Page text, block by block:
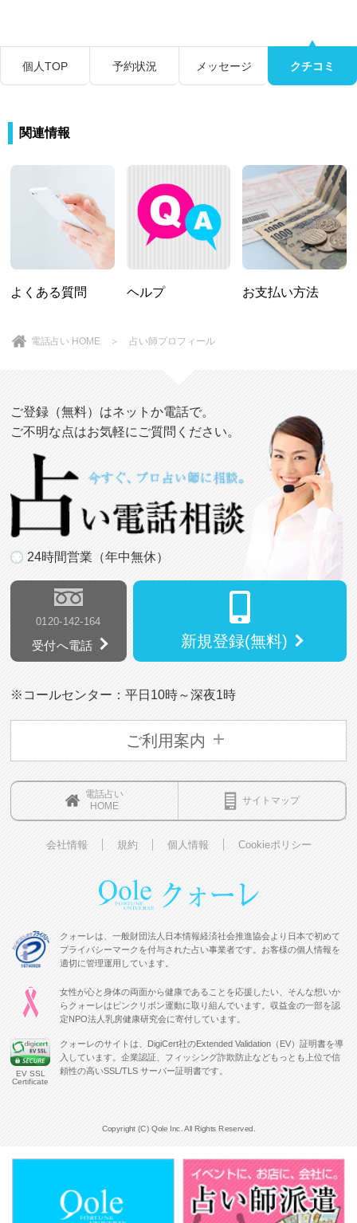
個人TOP 予約状況 メッセージ クチコミ
関連情報
よくある質問 ヘルプ お支払い方法
電話占い HOME ＞ 占い師プロフィール
ご登録（無料）はネットか電話で。
ご不明な点はお気軽にご質問ください。
24時間営業（年中無休）
0120-142-164
受付へ電話 新規登録(無料)
※コールセンター：平日10時～深夜1時
ご利用案内
電話占い
HOME
サイトマップ
会社情報 規約 個人情報 Cookieポリシー
クォーレは、一般財団法人日本情報経済社会推進協会より日本で初めて
プライバシーマークを付与された占い事業者です。お客様の個人情報を
適切に管理運用しています。
女性が心と身体の両面から健康であることを応援したい、そんな想いか
らクォーレはピンクリボン運動に取り組んでいます。収益金の一部を認
定NPO法人乳房健康研究会に寄付しています。
EV SSL
Certificate
クォーレのサイトは、DigiCert社のExtended Validation（EV）証明書を導
入しています。企業認証、フィッシング詐欺防止などもっとも上位で信
頼性の高いSSL/TLS サーバー証明書です。
Copyright (C) Qole Inc. All Rights Reserved.